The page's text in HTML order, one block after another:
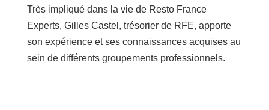
Très impliqué dans la vie de Resto France
Experts, Gilles Castel, trésorier de RFE, apporte
son expérience et ses connaissances acquises au
sein de différents groupements professionnels.